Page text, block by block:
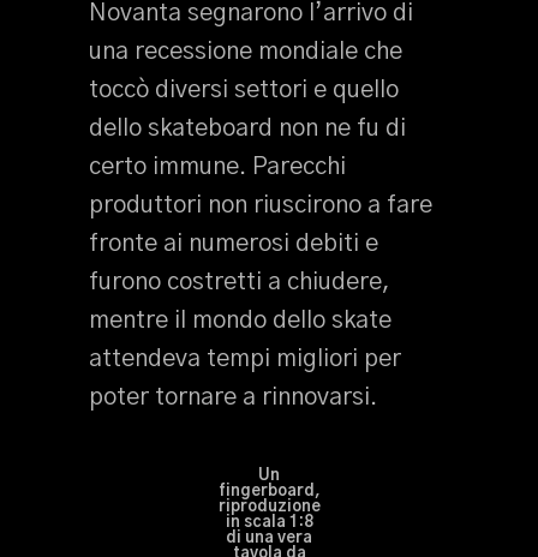
Novanta segnarono l’arrivo di
una recessione mondiale che
toccò diversi settori e quello
dello skateboard non ne fu di
certo immune. Parecchi
produttori non riuscirono a fare
fronte ai numerosi debiti e
furono costretti a chiudere,
mentre il mondo dello skate
attendeva tempi migliori per
poter tornare a rinnovarsi.
Un
fingerboard,
riproduzione
in scala 1:8
di una vera